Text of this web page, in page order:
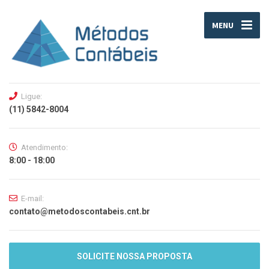
MENU
Ligue:
(11) 5842-8004
Atendimento:
8:00 - 18:00
E-mail:
contato@metodoscontabeis.cnt.br
SOLICITE NOSSA PROPOSTA